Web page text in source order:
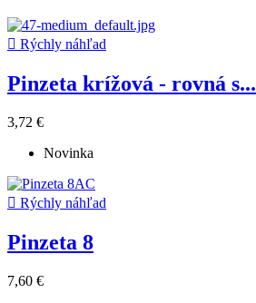
 Rýchly náhľad
Pinzeta krížová - rovná s...
3,72 €
Novinka
 Rýchly náhľad
Pinzeta 8
7,60 €